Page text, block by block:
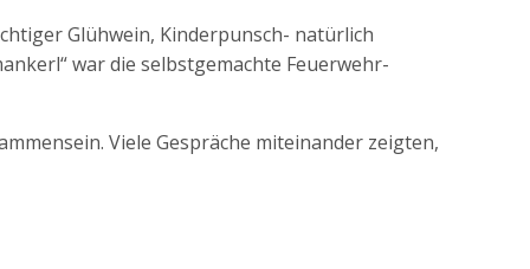
Glühwein, Kinderpunsch- natürlich
war die selbstgemachte Feuerwehr-
Viele Gespräche miteinander zeigten,